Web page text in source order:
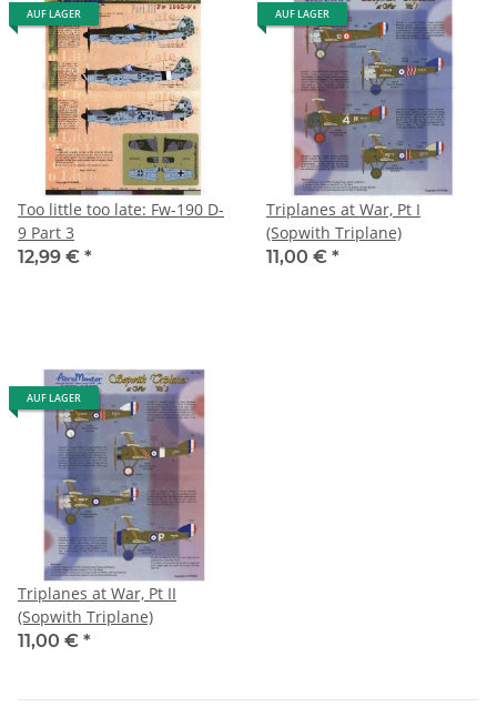
AUF LAGER
Too little too late: Fw-190 D-
9 Part 3
12,99 € *
AUF LAGER
Triplanes at War, Pt I
(Sopwith Triplane)
11,00 € *
AUF LAGER
Triplanes at War, Pt II
(Sopwith Triplane)
11,00 € *